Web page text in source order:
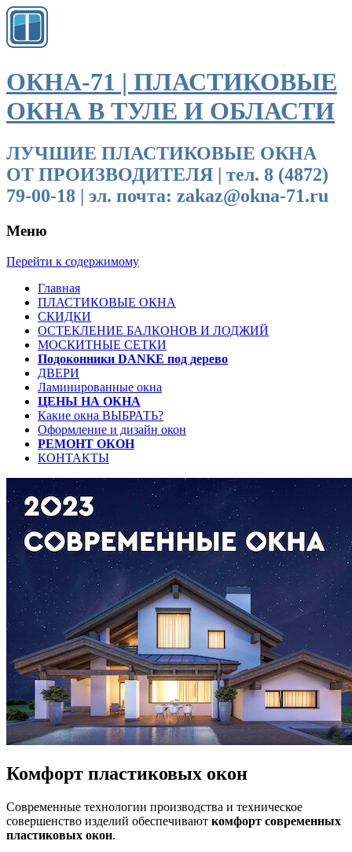
ОКНА-71 | ПЛАСТИКОВЫЕ
ОКНА В ТУЛЕ И ОБЛАСТИ
ЛУЧШИЕ ПЛАСТИКОВЫЕ ОКНА
ОТ ПРОИЗВОДИТЕЛЯ | тел. 8 (4872)
79-00-18 | эл. почта: zakaz@okna-71.ru
Меню
Перейти к содержимому
Главная
ПЛАСТИКОВЫЕ ОКНА
СКИДКИ
ОСТЕКЛЕНИЕ БАЛКОНОВ И ЛОДЖИЙ
МОСКИТНЫЕ СЕТКИ
Подоконники DANKE под дерево
ДВЕРИ
Ламинированные окна
ЦЕНЫ НА ОКНА
Какие окна ВЫБРАТЬ?
Оформление и дизайн окон
РЕМОНТ ОКОН
КОНТАКТЫ
Комфорт пластиковых окон
Современные технологии производства и техническое
совершенство изделий обеспечивают комфорт современных
пластиковых окон.